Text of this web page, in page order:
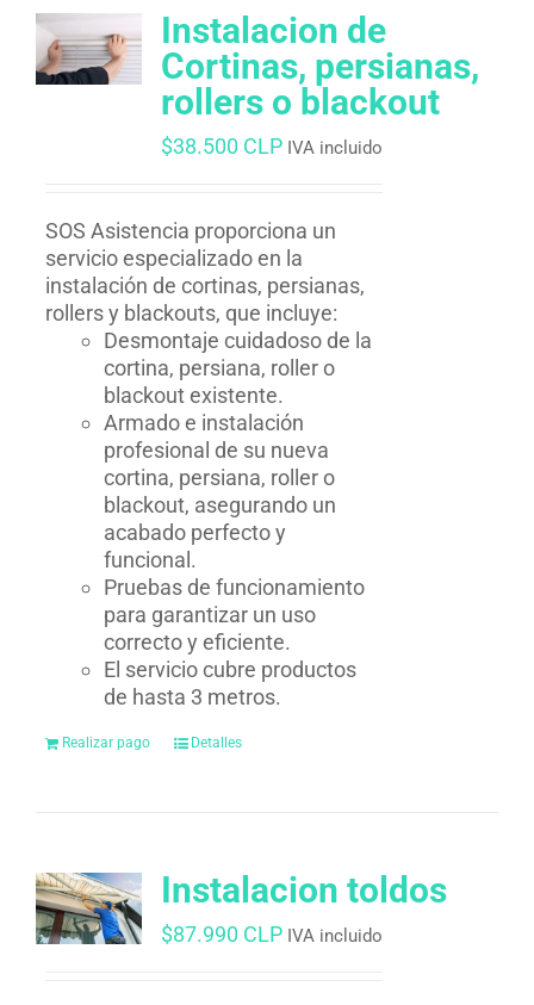
Instalacion de
Cortinas, persianas,
rollers o blackout
$38.500 CLP IVA incluido
SOS Asistencia proporciona un
servicio especializado en la
instalación de cortinas, persianas,
rollers y blackouts, que incluye:
Desmontaje cuidadoso de la
cortina, persiana, roller o
blackout existente.
Armado e instalación
profesional de su nueva
cortina, persiana, roller o
blackout, asegurando un
acabado perfecto y
funcional.
Pruebas de funcionamiento
para garantizar un uso
correcto y eficiente.
El servicio cubre productos
de hasta 3 metros.
Realizar pago Detalles
Instalacion toldos
$87.990 CLP IVA incluido